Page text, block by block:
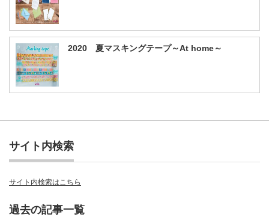
2020 夏マスキングテープ～At home～
サイト内検索
サイト内検索はこちら
過去の記事一覧